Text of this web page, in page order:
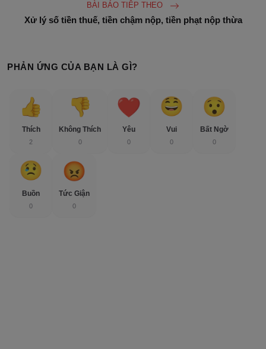
BÀI BÁO TIÊP THEO
Xử lý số tiền thuế, tiền chậm nộp, tiền phạt nộp thừa
PHẢN ỨNG CỦA BẠN LÀ GÌ?
Thích
2
Không Thích
0
Yêu
0
Vui
0
Bất Ngờ
0
Buồn
0
Tức Giận
0